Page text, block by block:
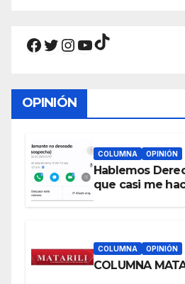
Facebook
Twitter
Instagram
YouTube
TikTok
OPINIÓN
COLUMNA OPINIÓN
Hablemos
que casi me
COLUMNA OPINIÓN
COLUMNA